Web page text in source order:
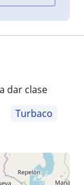
dar clase
Turbaco